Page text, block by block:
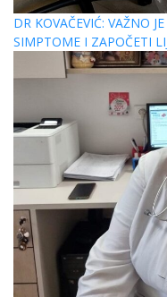
DR KOVAČEVIĆ: VAŽNO
SIMPTOME I ZAPOČETI